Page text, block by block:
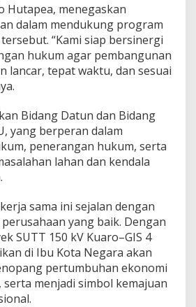
Hutapea, menegaskan
dalam mendukung program
“Kami siap bersinergi
hukum agar pembangunan
lancar, tepat waktu, dan sesuai
Bidang Datun dan Bidang
yang berperan dalam
penerangan hukum, serta
lahan dan kendala
sama ini sejalan dengan
yang baik. Dengan
SUTT 150 kV Kuaro–GIS 4
di Ibu Kota Negara akan
pertumbuhan ekonomi
menjadi simbol kemajuan